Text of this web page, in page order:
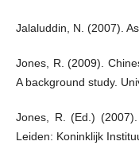
Jalaluddin, N. (2007).
Jones, R. (2009).
A background study.
Jones, R. (Ed.)
Leiden: Koninklijk